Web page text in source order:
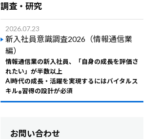
調査・研究
2026.07.23
新入社員意識調査2026（情報通信業
編）
情報通信業の新入社員、「自身の成長を評価さ
れたい」が半数以上
AI時代の成長・活躍を実現するにはバイタルス
キル®習得の設計が必須
お問い合わせ